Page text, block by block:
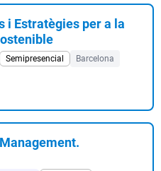
i Estratègies per a la
Semipresencial
Barcelona